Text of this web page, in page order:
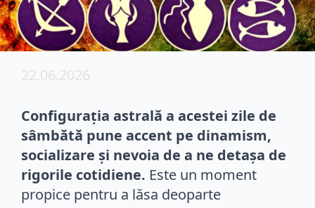
22.06.2026
Configurația astrală a acestei zile de
sâmbătă pune accent pe dinamism,
socializare și nevoia de a ne detașa de
rigorile cotidiene. Este un moment
propice pentru a lăsa deoparte